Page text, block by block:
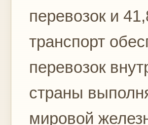
перевозок и
транспорт
перевозок
страны
мировой